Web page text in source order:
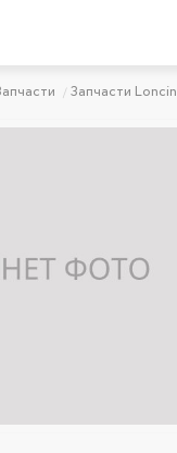
Запчасти Loncin